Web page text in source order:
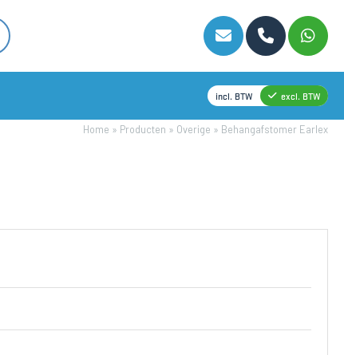
incl. BTW excl. BTW
Home » Producten » Overige » Behangafstomer Earlex